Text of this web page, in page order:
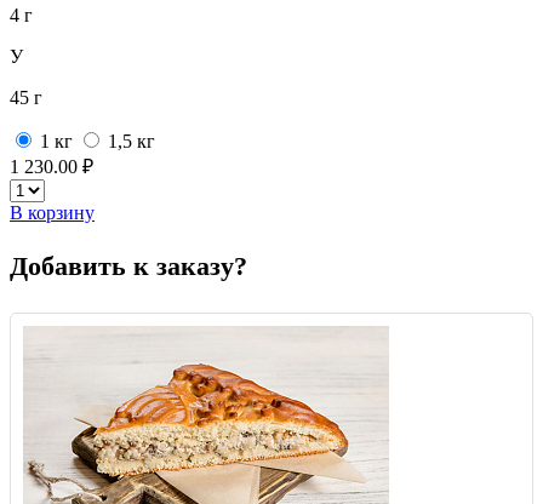
4 г
У
45 г
1 кг
1,5 кг
1 230.00 ₽
В корзину
Добавить к заказу?